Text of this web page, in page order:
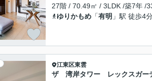
27階 / 70.49㎡ / 3LDK /築7年 /
ゆりかもめ 「有明 」駅 徒歩4
江東区東雲
ザ 湾岸タワー レックスガー